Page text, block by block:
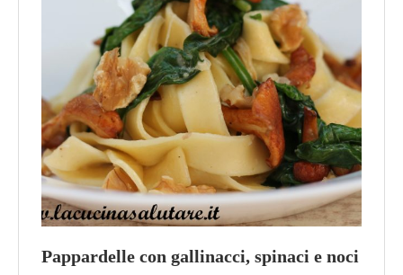
Pappardelle con gallinacci, spinaci e noci